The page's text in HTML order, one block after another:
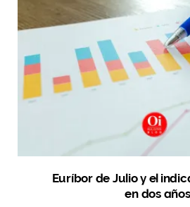
Euríbor de Julio y el
en dos años